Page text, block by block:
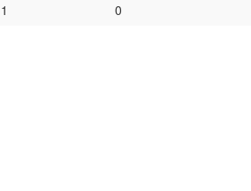
1 0